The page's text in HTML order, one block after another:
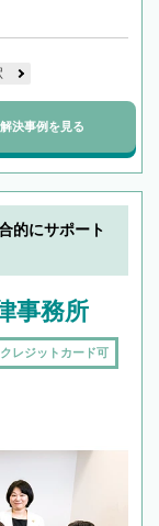
解決事例を見る
的にサポート
事務所
クレジットカード可